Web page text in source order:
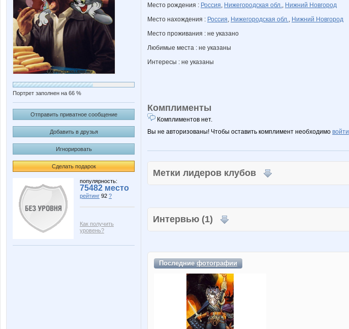
Портрет заполнен на 66 %
Отправить приватное сообщение
Добавить в друзья
Игнорировать
Сделать подарок
популярность:
75482 место
рейтинг 92 ?
Как получить
уровень?
Место рождения : Россия, Нижегородская обл., Нижний Новгород
Место нахождения : Россия, Нижегородская обл., Нижний Новгород
Место проживания : не указано
Любимые места : не указаны
Интересы : не указаны
Комплименты
Комплиментов нет.
Вы не авторизованы! Чтобы оставить комплимент необходимо войти
Метки лидеров клубов
Интервью (1)
Последниефотографии